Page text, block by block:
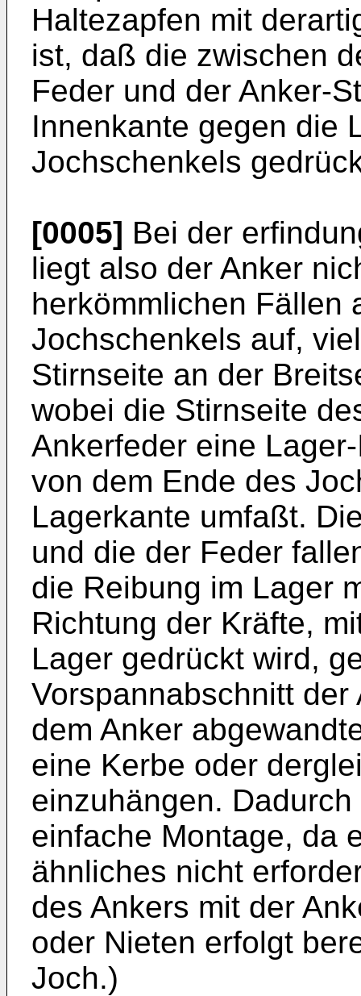
Haltezapfen mit
ist, daß die zwischen
Feder und der Anker-
Innenkante gegen die
Jochschenkels
[0005] Bei der
liegt also der Anker
herkömmlichen Fällen
Jochschenkels auf,
Stirnseite an der
wobei die Stirnseite
Ankerfeder eine
von dem Ende des
Lagerkante umfaßt.
und die der Feder
die Reibung im Lager
Richtung der Kräfte,
Lager gedrückt wird,
Vorspannabschnitt
dem Anker
eine Kerbe oder
einzuhängen.
einfache Montage, da
ähnliches nicht
des Ankers mit der
oder Nieten erfolgt
Joch.)